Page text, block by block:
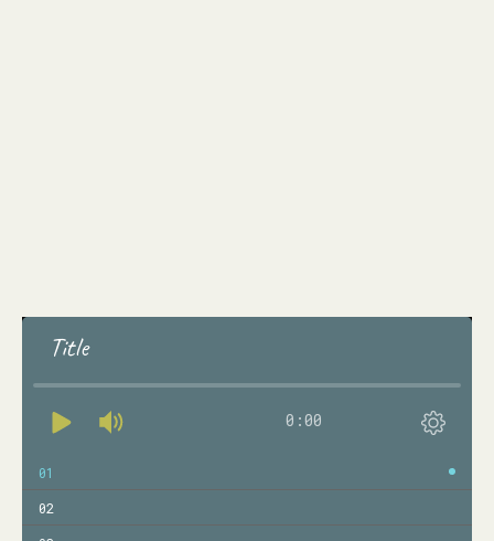
Title
0:00
01
02